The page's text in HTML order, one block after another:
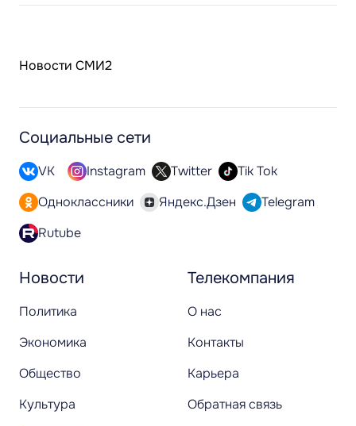
Новости СМИ2
Новости
Политика
Экономика
Общество
Культура
Телекомпания
О нас
Контакты
Карьера
Обратная связь
Социальные сети
VK Instagram Twitter
Tik Tok
Одноклассники
Яндекс.Дзен
Telegram
Rutube